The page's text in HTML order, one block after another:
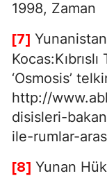
1998, Zaman
[7]
‘Osmosis’
http://
disisleri-
ile-rumlar-
[8] Yunan